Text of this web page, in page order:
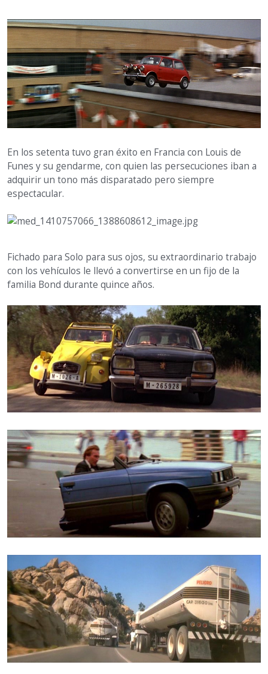
En los setenta tuvo gran éxito en Francia con Louis de
Funes y su gendarme, con quien las persecuciones iban a
adquirir un tono más disparatado pero siempre
espectacular.
Fichado para Solo para sus ojos, su extraordinario trabajo
con los vehículos le llevó a convertirse en un fijo de la
familia Bond durante quince años.